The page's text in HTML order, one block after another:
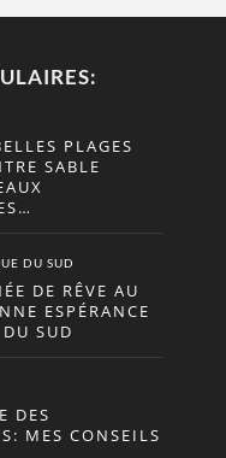
PLAGES
SABLE
DU SUD
DE RÊVE AU
ESPÉRANCE
SUD
DES
MES CONSEILS